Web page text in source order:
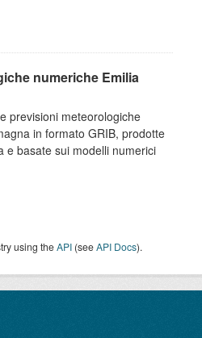
numeriche Emilia
previsioni meteorologiche
in formato GRIB, prodotte
e basate sui modelli numerici
using theAPI (seeAPI Docs).